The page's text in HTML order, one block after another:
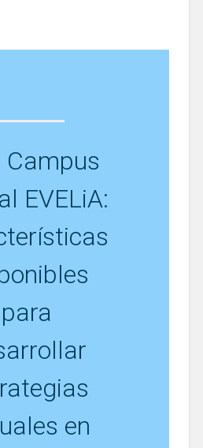
Campus
EVELiA:
para
en